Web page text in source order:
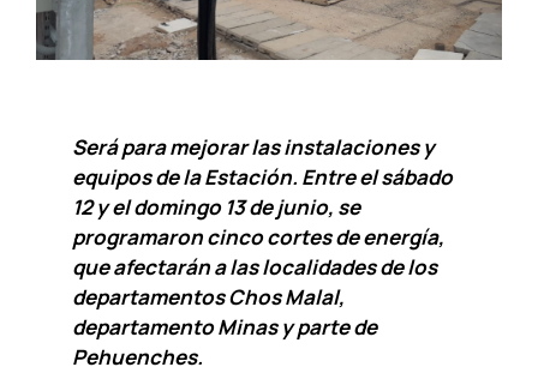
Será para mejorar las instalaciones y
equipos de la Estación. Entre el sábado
12 y el domingo 13 de junio, se
programaron cinco cortes de energía,
que afectarán a las localidades de los
departamentos Chos Malal,
departamento Minas y parte de
Pehuenches.